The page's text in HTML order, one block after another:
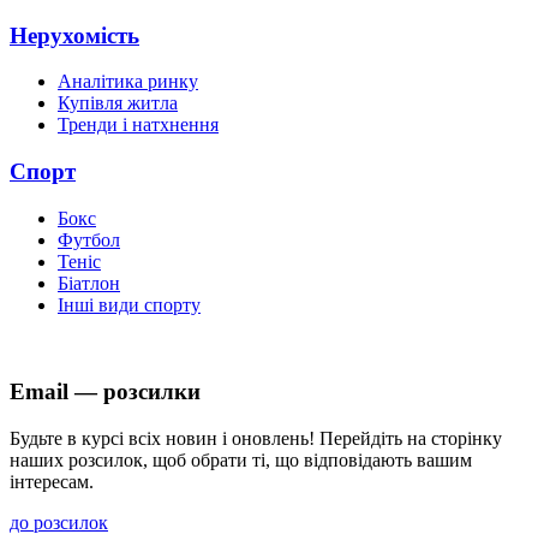
Нерухомість
Аналітика ринку
Купівля житла
Тренди і натхнення
Спорт
Бокс
Футбол
Теніс
Біатлон
Інші види спорту
Email — розсилки
Будьте в курсі всіх новин і оновлень! Перейдіть на сторінку
наших розсилок, щоб обрати ті, що відповідають вашим
інтересам.
до розсилок